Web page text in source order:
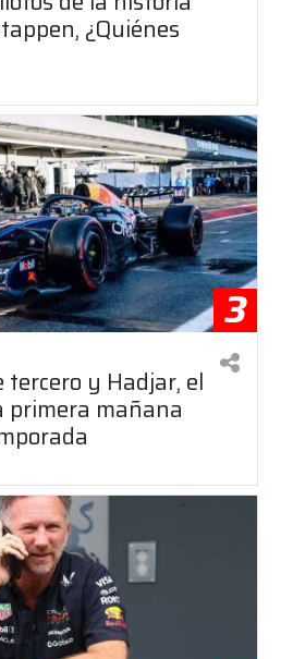
¿Quiénes
3
tercero y Hadjar, el
primera mañana